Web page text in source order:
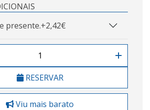
presente.+2,42€
RESERVAR
Viu mais barato